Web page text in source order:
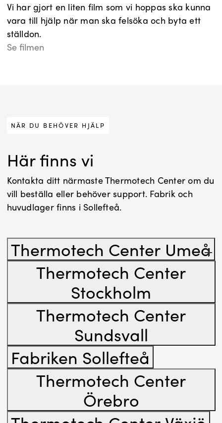
Vi har gjort en liten film som vi hoppas ska kunna
vara till hjälp när man ska felsöka och byta ett
ställdon.
Se filmen
NÄR DU BEHÖVER HJÄLP
Här finns vi
Kontakta ditt närmaste Thermotech Center om du
vill beställa eller behöver support. Fabrik och
huvudlager finns i Sollefteå.
Thermotech Center Umeå
Thermotech Center
Stockholm
Thermotech Center
Sundsvall
Fabriken Sollefteå
Thermotech Center
Örebro